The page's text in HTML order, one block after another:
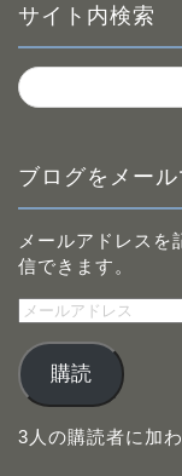
サイト内検索
ブログをメー
メールアドレスを
信できます。
メ
ル
ア
ド
レ
購読
3人の購読者に加